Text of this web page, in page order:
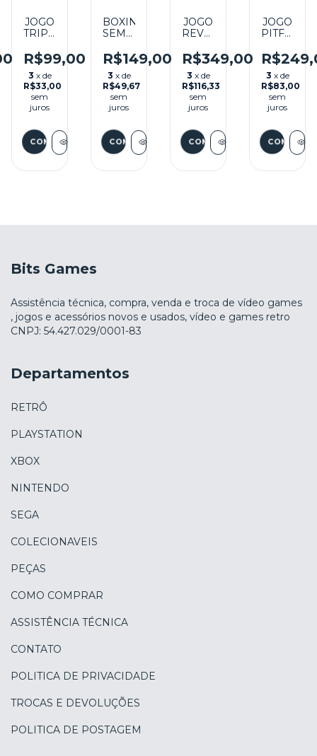
JOGO
TRIPLE
+
MANUAL
SEMINOVO
-
INTELLIVISION
R$99,00
3 x de
R$33,00
sem
juros
BOXING
SEMINOVO
INTELLIVISION
R$149,00
3 x de
R$49,67
sem
juros
JOGO
REVERSI
CAIXA
SEMINOVO
-
INTELLIVISION
R$349,00
3 x de
R$116,33
sem
juros
JOGO
PITFALL
CAIXA
-
3 x de
R$83,00
sem
juros
Bits Games
Assistência técnica, compra, venda e troca de vídeo games
, jogos e acessórios novos e usados, vídeo e games retro
CNPJ: 54.427.029/0001-83
Departamentos
RETRÔ
PLAYSTATION
XBOX
NINTENDO
SEGA
COLECIONAVEIS
PEÇAS
COMO COMPRAR
ASSISTÊNCIA TÉCNICA
CONTATO
POLITICA DE PRIVACIDADE
TROCAS E DEVOLUÇÕES
POLITICA DE POSTAGEM